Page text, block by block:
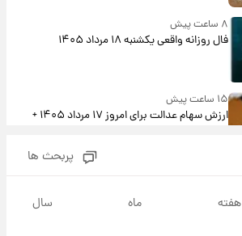
۸ ساعت پیش
فال روزانه واقعی یکشنبه ۱۸ مرداد ۱۴۰۵
۱۵ ساعت پیش
ارزش سهام عدالت برای امروز ۱۷ مرداد ۱۴۰۵ +
پربحث ها
هفته ماه سال